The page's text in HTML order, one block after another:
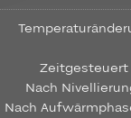
Zeitgesteuert
Nach
Nach